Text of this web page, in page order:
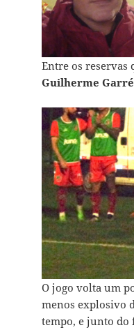
Entre os reservas
Guilherme Garré
O jogo volta um
menos explosivo
tempo, e junto do